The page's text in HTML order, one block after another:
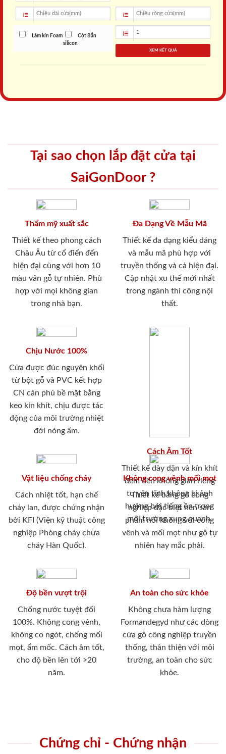
Làm kín Foam
Cột Bắn
silicon
XEM KẾT QUẢ
Tại sao chọn lắp đặt cửa tại
SaiGonDoor ?
Thẩm mỹ xuất sắc
Thiết kế theo phong cách
Châu Âu từ cổ điển đến
hiện đại cùng với hơn 10
màu vân gỗ tự nhiên. Phù
hợp với mọi không gian
trong nhà bạn.
Đa Dạng Về Mẫu Mã
Thiết kế đa dạng kiểu dáng
và mẫu mã phù hợp với
truyền thống và cả hiện đại.
Cập nhật xu thế mới nhất
trong ngành thi công nội
thất.
Chịu Nước 100%
Cửa được đúc nguyên khối
từ bột gỗ và PVC kết hợp
CN cán phủ bề mặt bằng
keo kín khít, chịu được tác
động của môi trường nhiệt
đới nóng ẩm.
Cách Âm Tốt
Thiết kế dày dặn và kín khít
đem đến không gian riêng
tư yên tĩnh không bị ảnh
hưởng bới tiếng ồn trong
môi trường xung quanh.
Vật liệu chống cháy
Cách nhiệt tốt, hạn chế
cháy lan, được chứng nhận
bởi KFI (Viện kỹ thuật công
nghiệp Phòng cháy chữa
cháy Hàn Quốc).
Không cong vênh mối mọt
Thiết kế bằng gỗ công
nghiệp đặc biệt nên sản
phẩm nói không với cong
vênh và mối mọt như gỗ tự
nhiên hay mắc phải.
Độ bền vượt trội
Chống nước tuyệt đối
100%. Không cong vênh,
không co ngót, chống mối
mọt, ẩm mốc. Cách âm tốt,
cho độ bền lên tới >20
năm.
An toàn cho sức khỏe
Không chưa hàm lượng
Formandegyd như các dòng
cửa gỗ công nghiệp truyền
thống, thân thiện với môi
trường, an toàn cho sức
khỏe.
Chứng chỉ - Chứng nhận